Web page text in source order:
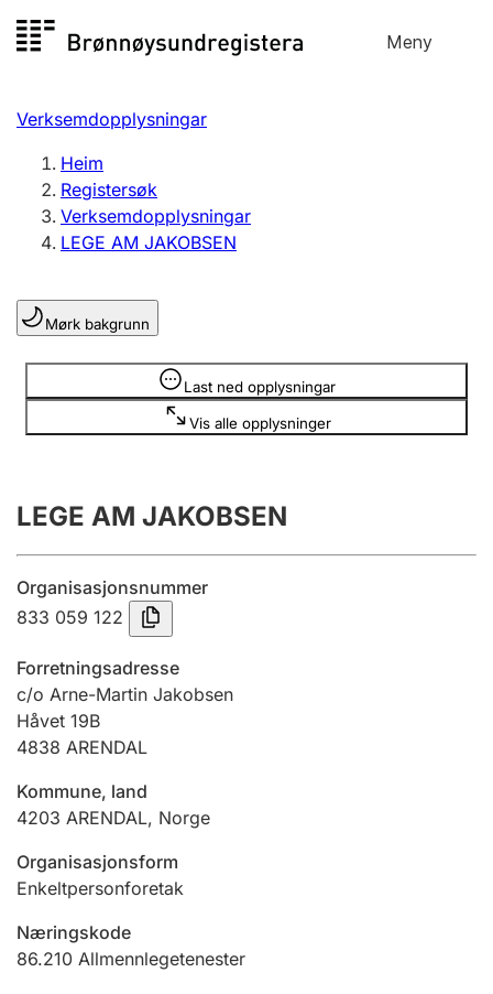
til
Meny
Registersøk
Aksjeselskap
Enkeltpersonføretak
Registrere, endre, slette
Lag og foreining
Registrere, endre, slette
Årsrekneskap
Innsending og forseinkingsgebyr
Tinglysing
Jeger
Betaling og jegeravgiftskort
Ektepaktrettleiaren
Verksemdopplysningar
Heim
Registersøk
Verksemdopplysningar
LEGE AM JAKOBSEN
Mørk bakgrunn
Last ned opplysningar
Vis alle opplysninger
Opplysninger er skjult
LEGE AM JAKOBSEN
Organisasjonsnummer
833 059 122
Forretningsadresse
c/o Arne-Martin Jakobsen
Håvet 19B
4838 ARENDAL
Kommune, land
4203 ARENDAL, Norge
Organisasjonsform
Enkeltpersonforetak
Næringskode
86.210 Allmennlegetenester